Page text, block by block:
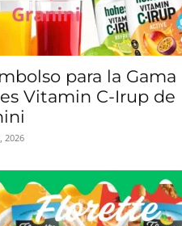
para la Gama
Vitamin C-Irup de
2026